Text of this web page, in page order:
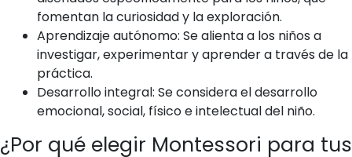
fomentan la curiosidad y la exploración.
Aprendizaje autónomo: Se alienta a los niños a
investigar, experimentar y aprender a través de la
práctica.
Desarrollo integral: Se considera el desarrollo
emocional, social, físico e intelectual del niño.
¿Por qué elegir Montessori para tus